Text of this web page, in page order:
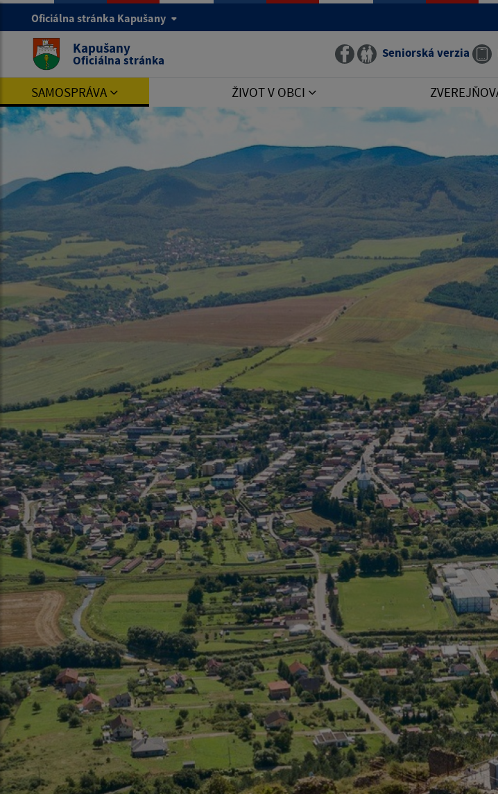
Oficiálna stránka Kapušany
Kapušany
Oficiálna stránka Seniorská verzia
SAMOSPRÁVA ŽIVOT V OBCI